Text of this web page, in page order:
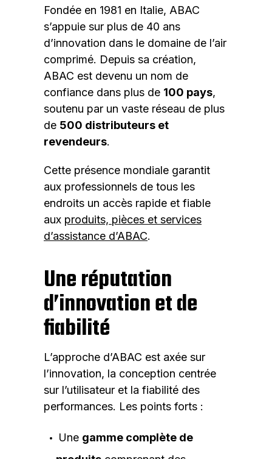
Fondée en 1981 en Italie, ABAC
s’appuie sur plus de 40 ans
d’innovation dans le domaine de l’air
comprimé. Depuis sa création,
ABAC est devenu un nom de
confiance dans plus de 100 pays,
soutenu par un vaste réseau de plus
de 500 distributeurs et
revendeurs.
Cette présence mondiale garantit
aux professionnels de tous les
endroits un accès rapide et fiable
aux produits, pièces et services
d’assistance d’ABAC.
Une réputation
d’innovation et de
fiabilité
L’approche d’ABAC est axée sur
l’innovation, la conception centrée
sur l’utilisateur et la fiabilité des
performances. Les points forts :
Une gamme complète de